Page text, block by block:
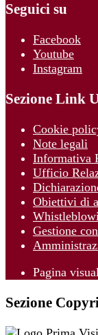
Seguici su
Facebook
Youtube
Instagram
Sezione Link
Cookie
Note legali
Informativa
Ufficio
Obiettivi di
Gestione
Pagina
Sezione